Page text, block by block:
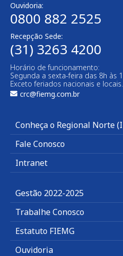
Ouvidoria:
0800 882 2525
Recepção Sede:
(31) 3263 4200
Horário de funcionamento:
Segunda a sexta-feira das 8h às
Exceto feriados nacionais e locais.
crc@fiemg.com.br
Conheça o Regional Norte
Fale Conosco
Intranet
Gestão 2022-2025
Trabalhe Conosco
Estatuto FIEMG
Ouvidoria